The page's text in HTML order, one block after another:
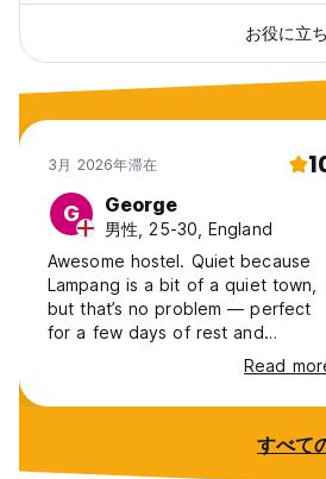
お役に立
3月 2026年滞在
G George
男性, 25-30, England
Awesome hostel. Quiet because
Lampang is a bit of a quiet town,
but that’s no problem — perfect
for a few days of rest and
exploring. Super comfy beds,
good AC, super cool building and
environment, and the free
Read
すべて